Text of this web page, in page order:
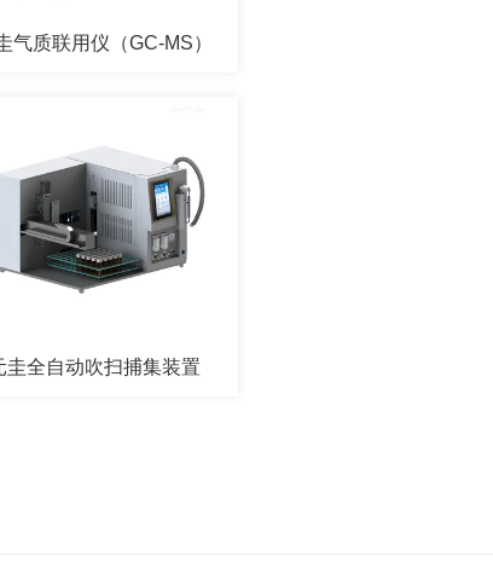
气质联用仪（GC-MS）
圭全自动吹扫捕集装置